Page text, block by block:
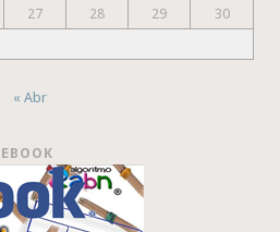
27 28 29
30
« Abr